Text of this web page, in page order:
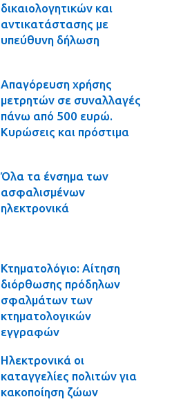
δικαιολογητικών και
αντικατάστασης με
υπεύθυνη δήλωση
Απαγόρευση χρήσης
μετρητών σε συναλλαγές
πάνω από 500 ευρώ.
Κυρώσεις και πρόστιμα
Όλα τα ένσημα των
ασφαλισμένων
ηλεκτρονικά
Κτηματολόγιο: Αίτηση
διόρθωσης πρόδηλων
σφαλμάτων των
κτηματολογικών
εγγραφών
Ηλεκτρονικά οι
καταγγελίες πολιτών για
κακοποίηση ζώων